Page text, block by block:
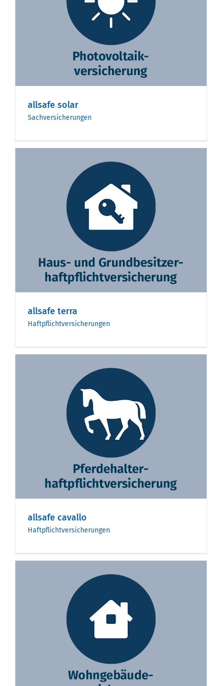
allsafe solar
Sachversicherungen
allsafe terra
Haftpflichtversicherungen
allsafe cavallo
Haftpflichtversicherungen